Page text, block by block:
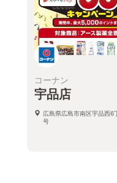
コーナン
宇品店
広島県広島市南区宇品西6
号